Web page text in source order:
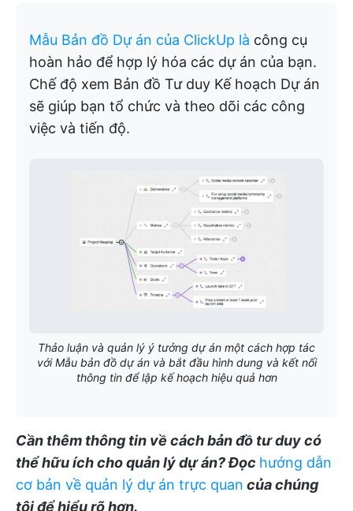
Mẫu Bản đồ Dự án của ClickUp là công cụ
hoàn hảo để hợp lý hóa các dự án của bạn.
Chế độ xem Bản đồ Tư duy Kế hoạch Dự án
sẽ giúp bạn tổ chức và theo dõi các công
việc và tiến độ.
Thảo luận và quản lý ý tưởng dự án một cách hợp tác
với Mẫu bản đồ dự án và bắt đầu hình dung và kết nối
thông tin để lập kế hoạch hiệu quả hơn
Cần thêm thông tin về cách bản đồ tư duy có
thể hữu ích cho quản lý dự án?Đọc hướng dẫn
cơ bản về quản lý dự án trực quan của chúng
tôi để hiểu rõ hơn.